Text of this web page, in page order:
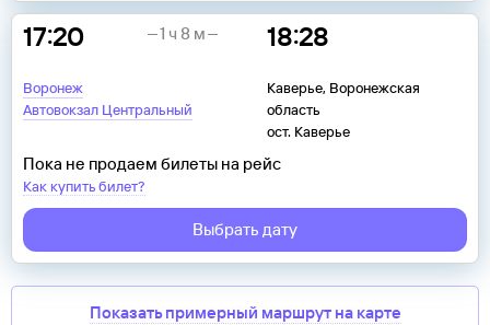
17:20
Воронеж
Автовокзал Центральный
18:28
Каверье, Воронежская
область
ост. Каверье
1 ч 8 м
Пока не продаем билеты на рейс
Как купить билет?
Выбрать дату
Показать примерный маршрут на карте